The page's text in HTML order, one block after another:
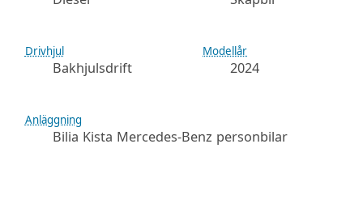
Drivhjul
Bakhjulsdrift
Modellår
2024
Anläggning
Bilia Kista Mercedes-Benz personbilar